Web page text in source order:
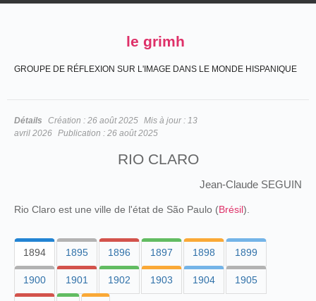
le grimh
GROUPE DE RÉFLEXION SUR L'IMAGE DANS LE MONDE HISPANIQUE
Détails Création : 26 août 2025 Mis à jour : 13
avril 2026 Publication : 26 août 2025
RIO CLARO
Jean-Claude SEGUIN
Rio Claro est une ville de l'état de São Paulo (Brésil).
1894 1895 1896 1897 1898 1899
1900 1901 1902 1903 1904 1905